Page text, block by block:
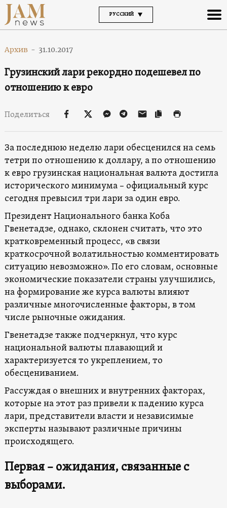
РУССКИЙ
Архив - 31.10.2017
Грузинский лари рекордно подешевел по
отношению к евро
Поделиться
За последнюю неделю лари обесценился на семь
тетри по отношению к доллару, а по отношению
к евро грузинская национальная валюта достигла
исторического минимума – официальный курс
сегодня превысил три лари за один евро.
Президент Национального банка Коба
Гвенетадзе, однако, склонен считать, что это
кратковременный процесс, «в связи
краткосрочной волатильностью комментировать
ситуацию невозможно». По его словам, основные
экономические показатели страны улучшились,
на формирование же курса валюты влияют
различные многочисленные факторы, в том
числе рыночные ожидания.
Гвенетадзе также подчеркнул, что курс
национальной валюты плавающий и
характеризуется то укреплением, то
обесцениванием.
Рассуждая о внешних и внутренних факторах,
которые на этот раз привели к падению курса
лари, представители власти и независимые
эксперты называют различные причины
происходящего.
Первая – ожидания, связанные с
выборами.